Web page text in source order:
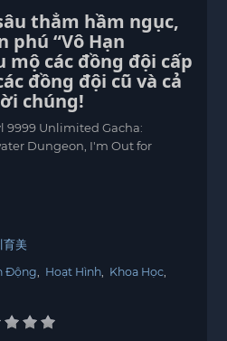
thẳm hầm ngục,
“Vô Hạn
mộ các đồng đội cấp
đồng đội cũ và cả
chúng!
9999 Unlimited Gacha:
Dungeon, I'm Out for
育美
Động, Hoạt Hình, Khoa Học,